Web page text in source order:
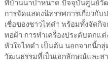
ที่บ้านนาป่าหนาด ปัจจุบันศูนย์วั
การจัดแสดงนิทรรศการเกี่ยวกั
เชื่อของชาวไทดำ พร้อมทั้งจัดกิจ
ทอผ้า การทำเครื่องประดับตกแ
หัวใจไทดำ เป็นต้น นอกจากนี้ก
วัฒนธรรมที่เป็นเอกลักษณ์และส